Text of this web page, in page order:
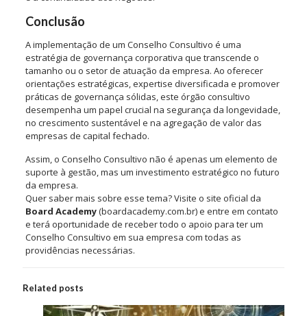
Conclusão
A implementação de um Conselho Consultivo é uma
estratégia de governança corporativa que transcende o
tamanho ou o setor de atuação da empresa. Ao oferecer
orientações estratégicas, expertise diversificada e promover
práticas de governança sólidas, este órgão consultivo
desempenha um papel crucial na segurança da longevidade,
no crescimento sustentável e na agregação de valor das
empresas de capital fechado.
Assim, o Conselho Consultivo não é apenas um elemento de
suporte à gestão, mas um investimento estratégico no futuro
da empresa.
Quer saber mais sobre esse tema? Visite o site oficial da
Board Academy(boardacademy.com.br) e entre em contato
e terá oportunidade de receber todo o apoio para ter um
Conselho Consultivo em sua empresa com todas as
providências necessárias.
Related posts